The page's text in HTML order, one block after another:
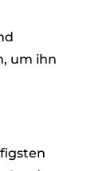
um ihn